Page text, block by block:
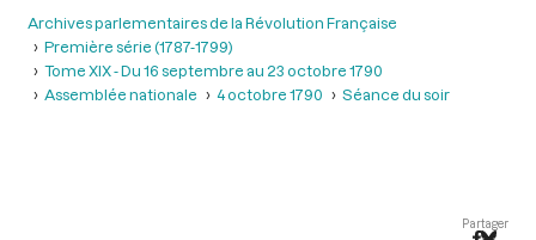
Archives parlementaires de la Révolution Française
Première série (1787-1799)
Tome XIX - Du 16 septembre au 23 octobre 1790
Assemblée nationale
4 octobre 1790 Séance du soir
Partager